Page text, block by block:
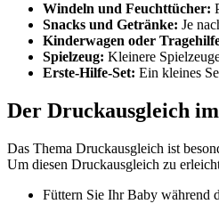
Windeln und Feuchttücher:
Snacks und Getränke: Je
Kinderwagen oder
Spielzeug: Kleinere
Erste-Hilfe-Set: Ein kleines
Der Druckausgleich
Das Thema Druckausgleich ist
Um diesen Druckausgleich zu
Füttern Sie Ihr Baby während